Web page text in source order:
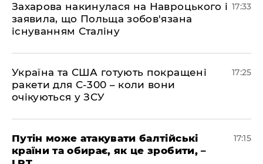
​Захарова накинулася на Навроцького і
заявила, що Польща зобов'язана
існуванням Сталіну
17:33
​Україна та США готують покращені
ракети для С-300 – коли вони
очікуються у ЗСУ
17:25
​Путін може атакувати балтійські
країни та обирає, як це зробити, –
17:15